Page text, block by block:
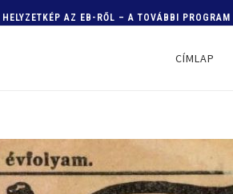
HELYZETKÉP AZ EB-RŐL – A TOVÁBBI PROGRAM
CÍMLAP